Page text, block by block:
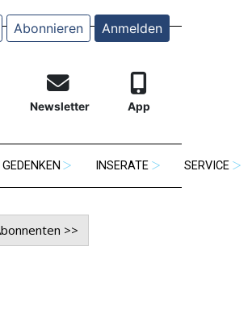
Abonnieren Anmelden
Newsletter App
GEDENKEN INSERATE SERVICE